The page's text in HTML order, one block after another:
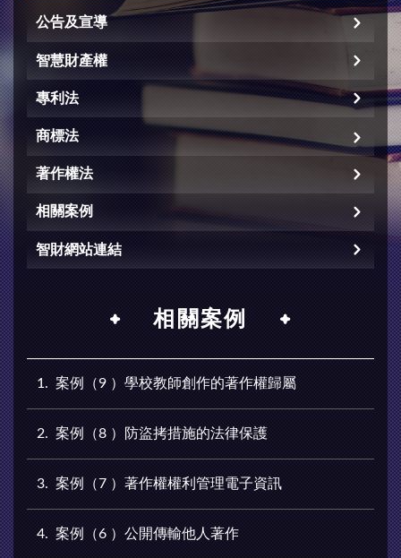
公告及宣導
智慧財產權
專利法
商標法
著作權法
相關案例
智財網站連結
相關案例
1 案例（9 ）學校教師創作的著作權歸屬
2 案例（8 ）防盜拷措施的法律保護
3 案例（7 ）著作權權利管理電子資訊
4 案例（6 ）公開傳輸他人著作